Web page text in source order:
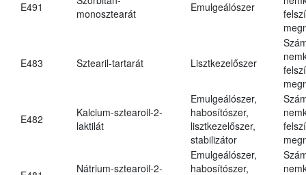
E491
monosztearát
Emulgeálószer
E483 Sztearil-tartarát Lisztkezelőszer
E482
Kalcium-sztearoil-2-
laktilát
Emulgeálószer,
habosítószer,
lisztkezelőszer,
stabilizátor
Nátrium-sztearoil-2-
Emulgeálószer,
habosítószer,